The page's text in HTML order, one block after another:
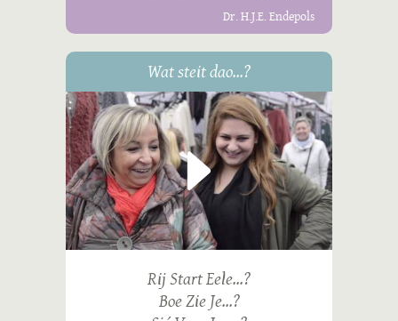
Dr. H.J.E. Endepols
Wat steit dao...?
Rij Start Eele...?
Boe Zie Je...?